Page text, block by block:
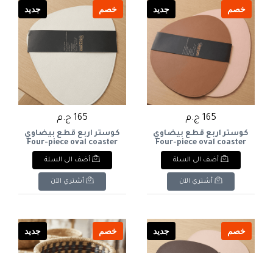
خصم جديد
165 ج.م
كوستر اربع قطع بيضاوي
Four-piece oval coaster
أضف الى السلة
أشتري الآن
خصم جديد
165 ج.م
كوستر اربع قطع بيضاوي
Four-piece oval coaster
أضف الى السلة
أشتري الآن
خصم جديد خصم جديد